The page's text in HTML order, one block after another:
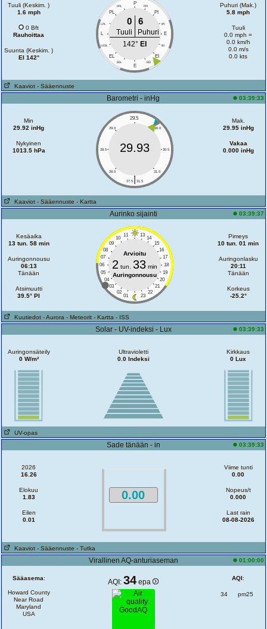
Tuuli (Keskim. )
1.6 mph
0 Bft
Rauhoittaa
Suunta (Keskim. )
EI 142°
P
PPL PPI
PL PI
LPL IPI
L E
LESL IEI
EL EI
EEL EEI
E
0 6
Tuuli
Puhuri
142° EI
Puhuri (Mak.)
5.8 mph
Tuuli
0.0 mph =
0.0 km/h
0.0 m/s
0.0 kts
Kaaviot - Sääennuste
Barometri - inHg 03:39:33
Min
29.92 inHg
Nykyinen
1013.5 hPa
29.5
29.0 30.0
28.5 30.5
28.0 31.0
|
27.5 31.5
29.93
Mak.
29.95 inHg
Vakaa
0.000 inHg
Kaaviot - Sääennuste - Kartta
Aurinko sijainti 03:39:37
Kesäaika
13 tun. 58 min
Auringonnousu
06:13
Tänään
Atsimuutti
39.5° PI
11 13
10
14
09
15
08
16
07
17
06
18
05
19
04
20
03
21
02
22
01 23
Arvioitu
2 tun. 33min
Auringonnousu
Pimeys
10 tun. 01 min
Auringonlasku
20:11
Tänään
Korkeus
-25.2°
Kuutiedot - Aurora - Meteorit - Kartta - ISS
Solar - UV-indeksi - Lux 03:39:33
Auringonsäteily
0 W/m²
Ultravioletti
0.0 Indeksi
Kirkkaus
0 Lux
UV-opas
Sade tänään - in 03:39:33
2026
16.26
Elokuu
1.83
Eilen
0.01
0.00
Viime tunti
0.00
Nopeus/t
0.000
Last rain
08-08-2026
Kaaviot - Sääennuste - Tutka
Virallinen AQ-anturiaseman 01:00:00
Sääasema:
Howard County
Near Road
Maryland
USA
AQI:34 epa AQI:
34 pm25